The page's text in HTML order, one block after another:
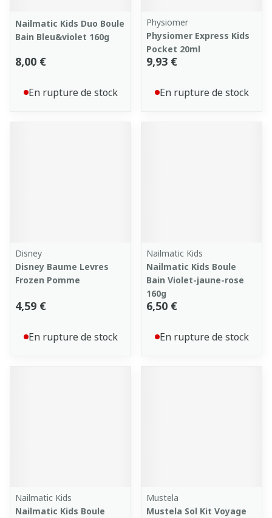
Nailmatic Kids Duo Boule
Bain Bleu&violet 160g
8,00 €
En rupture de stock
Physiomer
Physiomer Express Kids
Pocket 20ml
9,93 €
En rupture de stock
Disney
Disney Baume Levres
Frozen Pomme
4,59 €
En rupture de stock
Nailmatic Kids
Nailmatic Kids Boule
Bain Violet-jaune-rose
160g
6,50 €
En rupture de stock
Nailmatic Kids
Nailmatic Kids Boule
Mustela
Mustela Sol Kit Voyage